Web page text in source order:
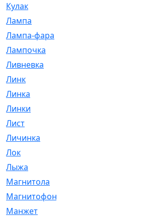
Кулак
Лампа
Лампа-фара
Лампочка
Ливневка
Линк
Линка
Линки
Лист
Личинка
Лок
Лыжа
Магнитола
Магнитофон
Манжет